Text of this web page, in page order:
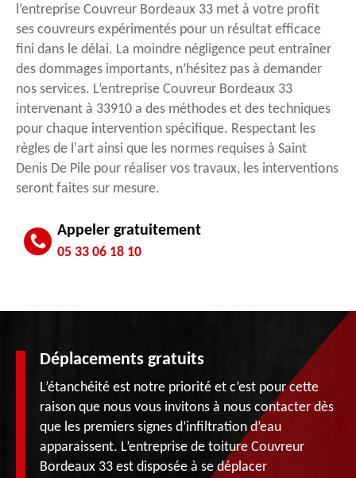
l’entreprise Couvreur Bordeaux 33 met à votre profit
ses couvreurs expérimentés pour un résultat efficace
fini dans le délai. La moindre négligence peut entraîner
des dommages importants, n’hésitez pas à demander
nos services. L’entreprise Couvreur Bordeaux 33
intervenant à 33910 a des méthodes et des techniques
pour chaque intervention spécifique. Respectant les
règles de l'art ainsi que les normes requises à Saint
Denis De Pile pour réaliser vos travaux, les interventions
seront faites sur mesure.
Appeler gratuitement
05 33 06 18 10
Déplacements gratuits
L’étanchéité est notre priorité et c’est pour cette
raison que nous vous invitons à nous contacter dès
que les premiers signes d’infiltration d’eau
apparaissent. L’entreprise de toiture Couvreur
Bordeaux 33 est disposée à se déplacer